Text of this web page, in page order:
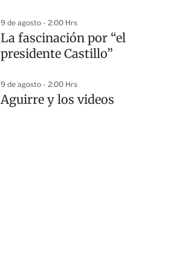
9 de agosto - 2:00 Hrs
La fascinación por “el
presidente Castillo”
9 de agosto - 2:00 Hrs
Aguirre y los videos